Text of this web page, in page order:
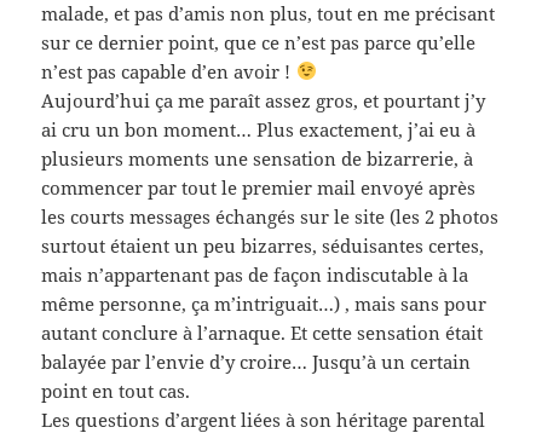
malade, et pas d’amis non plus, tout en me précisant
sur ce dernier point, que ce n’est pas parce qu’elle
n’est pas capable d’en avoir !
Aujourd’hui ça me paraît assez gros, et pourtant j’y
ai cru un bon moment… Plus exactement, j’ai eu à
plusieurs moments une sensation de bizarrerie, à
commencer par tout le premier mail envoyé après
les courts messages échangés sur le site (les 2 photos
surtout étaient un peu bizarres, séduisantes certes,
mais n’appartenant pas de façon indiscutable à la
même personne, ça m’intriguait…) , mais sans pour
autant conclure à l’arnaque. Et cette sensation était
balayée par l’envie d’y croire… Jusqu’à un certain
point en tout cas.
Les questions d’argent liées à son héritage parental